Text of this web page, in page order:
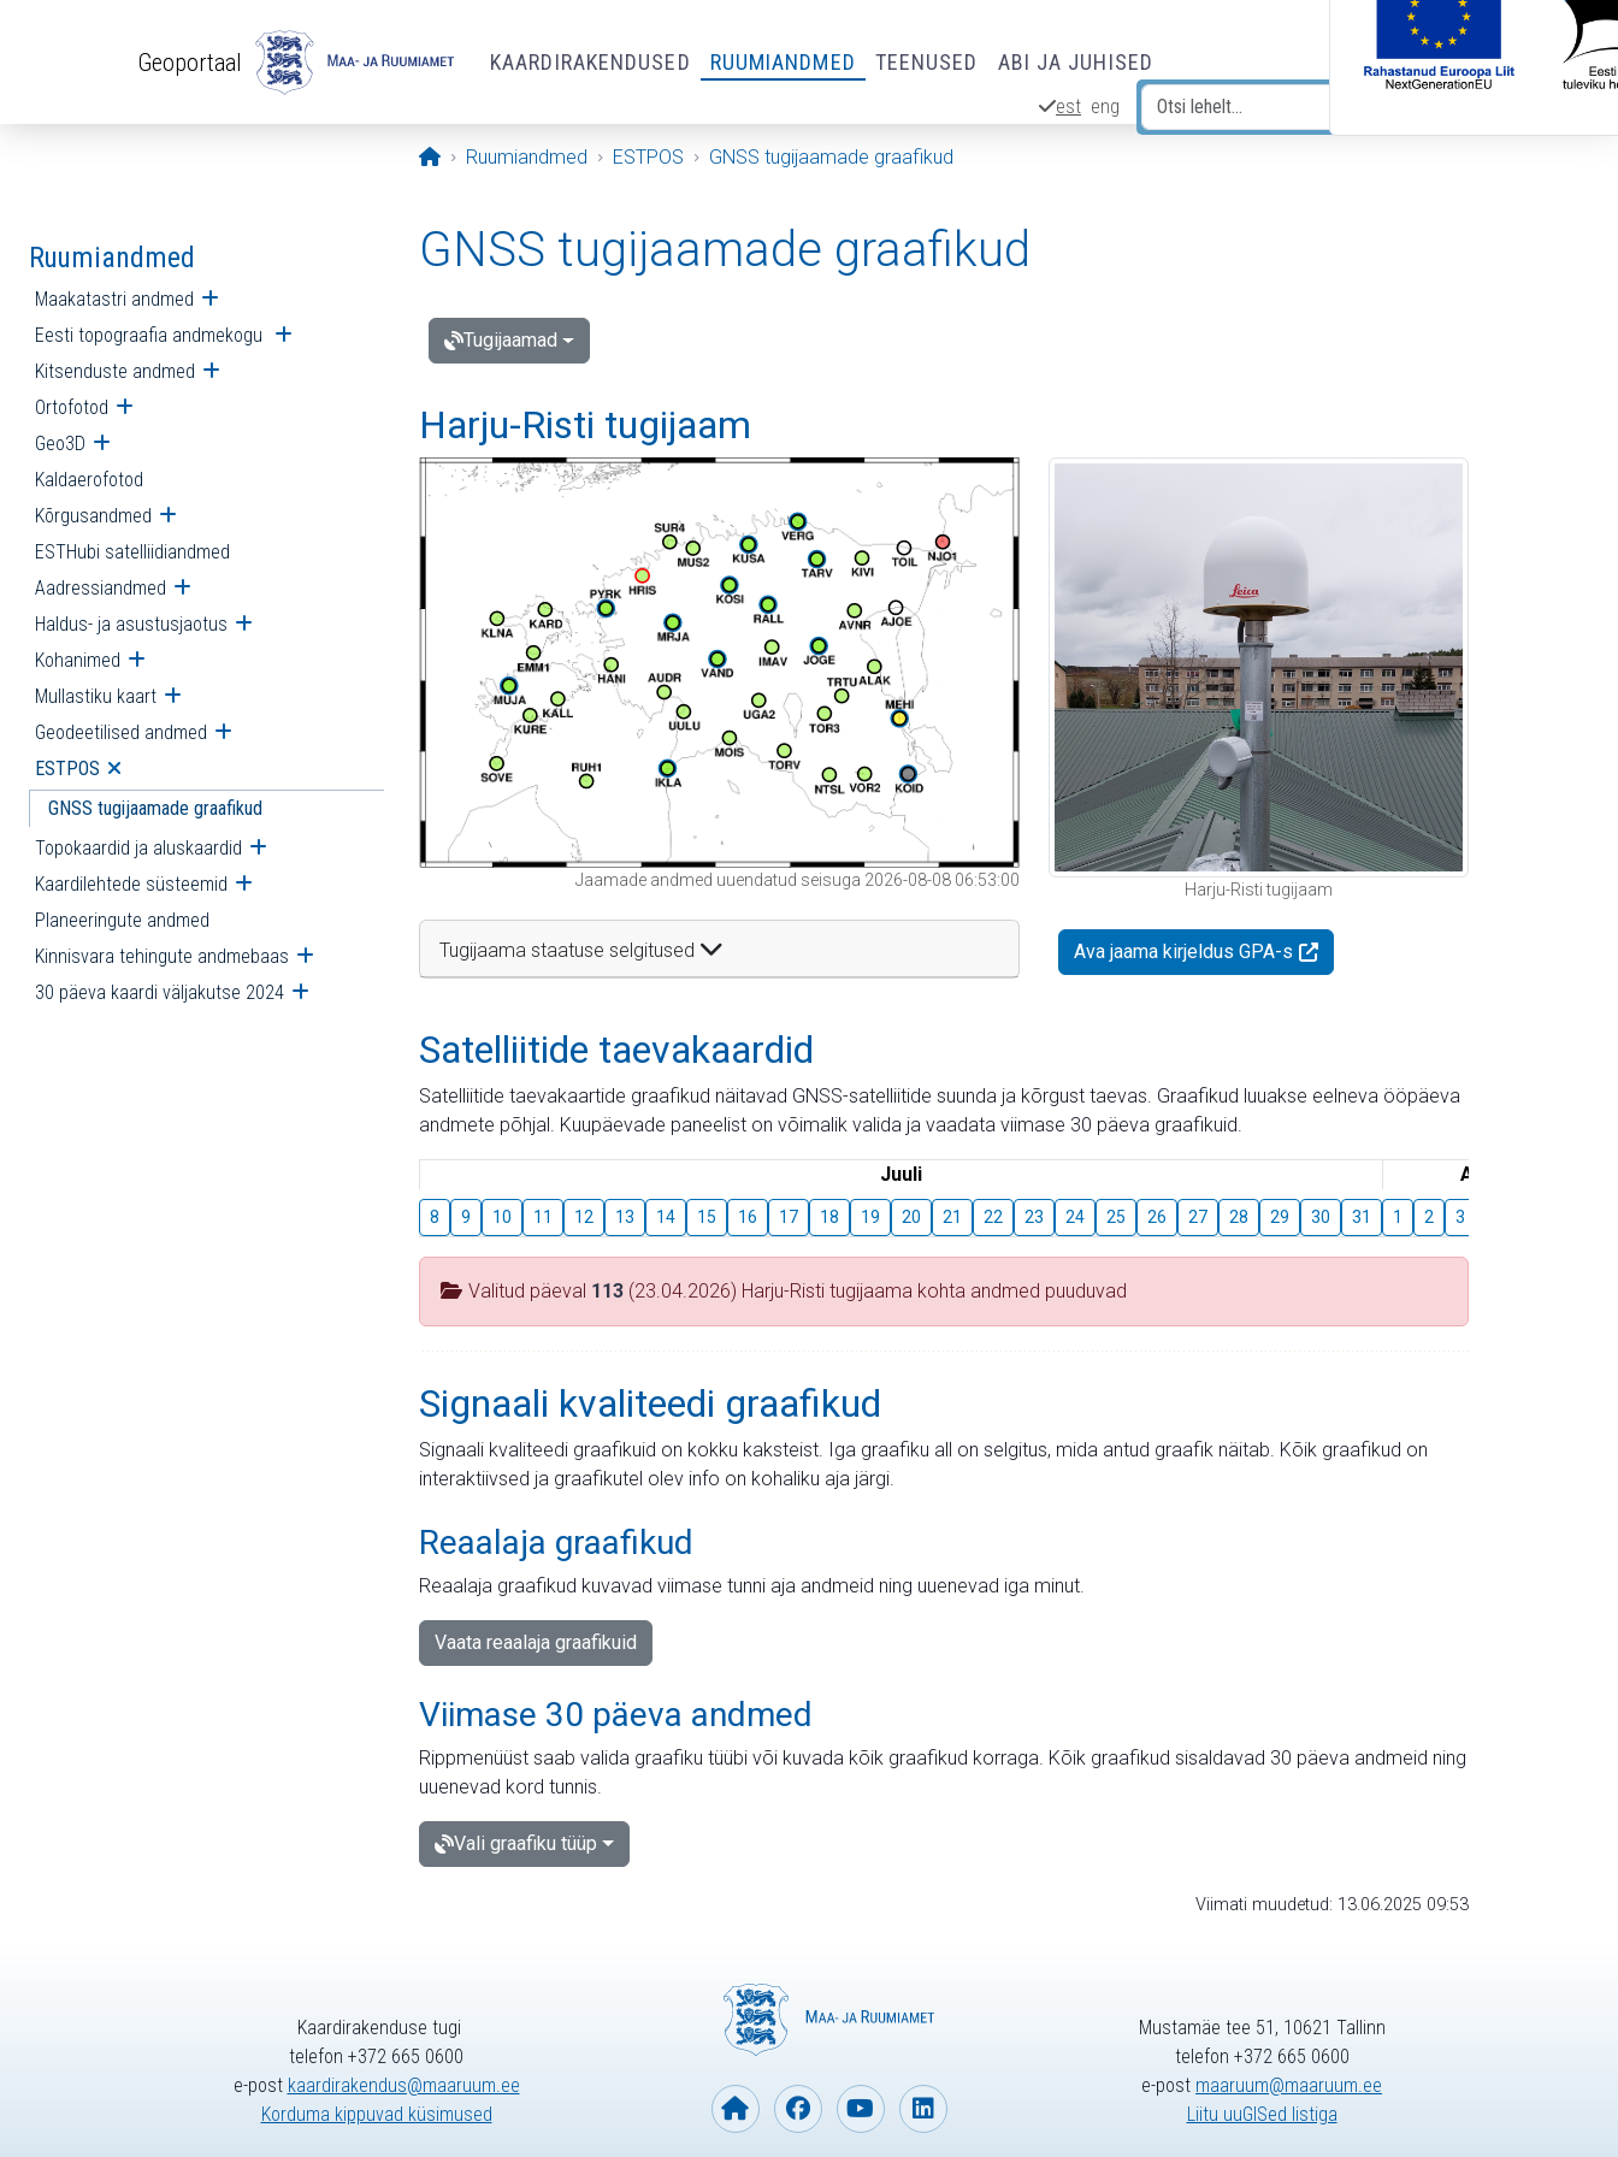
Geoportaal KAARDIRAKENDUSED RUUMIANDMED TEENUSED ABI JA JUHISED
est eng
Avaleht
Ruumiandmed ESTPOS GNSS tugijaamade graafikud
Ruumiandmed
Maakatastri andmed Ava alammenüü
Eesti topograafia andmekogu Ava alammenüü
Kitsenduste andmed Ava alammenüü
Ortofotod Ava alammenüü
Geo3D Ava alammenüü
Kaldaerofotod
Kõrgusandmed Ava alammenüü
ESTHubi satelliidiandmed
Aadressiandmed Ava alammenüü
Haldus- ja asustusjaotus Ava alammenüü
Kohanimed Ava alammenüü
Mullastiku kaart Ava alammenüü
Geodeetilised andmed Ava alammenüü
ESTPOS Ava alammenüü
GNSS tugijaamade graafikud
Topokaardid ja aluskaardid Ava alammenüü
Kaardilehtede süsteemid Ava alammenüü
Planeeringute andmed
Kinnisvara tehingute andmebaas Ava alammenüü
30 päeva kaardi väljakutse 2024 Ava alammenüü
GNSS tugijaamade graafikud
Tugijaamad
Harju-Risti tugijaam
Jaamade andmed uuendatud seisuga 2026-08-08 06:53:00
Tugijaama staatuse selgitused
Harju-Risti tugijaam
Ava jaama kirjeldus GPA-s
Satelliitide taevakaardid
Satelliitide taevakaartide graafikud näitavad GNSS-satelliitide suunda ja kõrgust taevas. Graafikud luuakse eelneva ööpäeva
andmete põhjal. Kuupäevade paneelist on võimalik valida ja vaadata viimase 30 päeva graafikuid.
Juuli August
8 9 10 11 12 13 14 15 16 17 18 19 20 21 22 23 24 25 26 27 28 29 30 31 1 2 3
Valitud päeval 113 (23.04.2026) Harju-Risti tugijaama kohta andmed puuduvad
Signaali kvaliteedi graafikud
Signaali kvaliteedi graafikuid on kokku kaksteist. Iga graafiku all on selgitus, mida antud graafik näitab. Kõik graafikud on
interaktiivsed ja graafikutel olev info on kohaliku aja järgi.
Reaalaja graafikud
Reaalaja graafikud kuvavad viimase tunni aja andmeid ning uuenevad iga minut.
Vaata reaalaja graafikuid
Viimase 30 päeva andmed
Rippmenüüst saab valida graafiku tüübi või kuvada kõik graafikud korraga. Kõik graafikud sisaldavad 30 päeva andmeid ning
uuenevad kord tunnis.
Vali graafiku tüüp
Viimati muudetud: 13.06.2025 09:53
Kaardirakenduse tugi
telefon +372 665 0600
e-post kaardirakendus@maaruum.ee
Korduma kippuvad küsimused
Mustamäe tee 51, 10621 Tallinn
telefon +372 665 0600
e-post maaruum@maaruum.ee
Liitu uuGISed listiga